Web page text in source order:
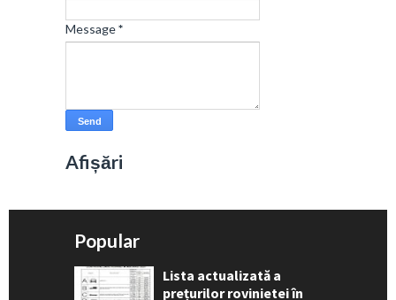
Message*
Afișări
Popular
Lista actualizată a
prețurilor rovinietei în